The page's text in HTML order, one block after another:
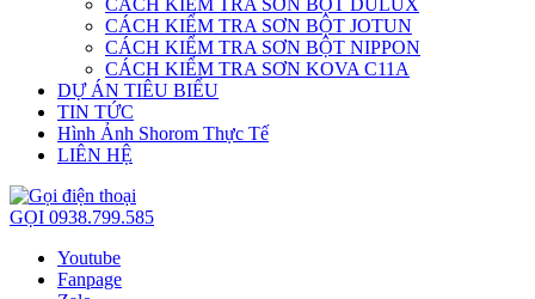
CÁCH KIỂM TRA SƠN BỘT DULUX
CÁCH KIỂM TRA SƠN BỘT JOTUN
CÁCH KIỂM TRA SƠN BỘT NIPPON
CÁCH KIỂM TRA SƠN KOVA C11A
DỰ ÁN TIÊU BIỂU
TIN TỨC
Hình Ảnh Shorom Thực Tế
LIÊN HỆ
GỌI 0938.799.585
Youtube
Fanpage